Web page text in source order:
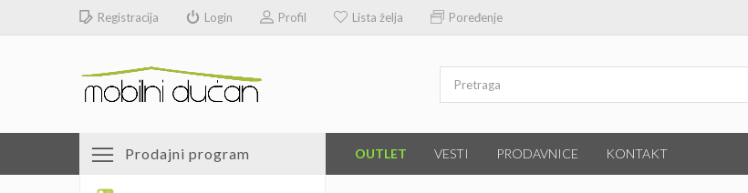
Registracija Login Profil Lista želja Poređenje
Prodajni program OUTLET VESTI PRODAVNICE KONTAKT